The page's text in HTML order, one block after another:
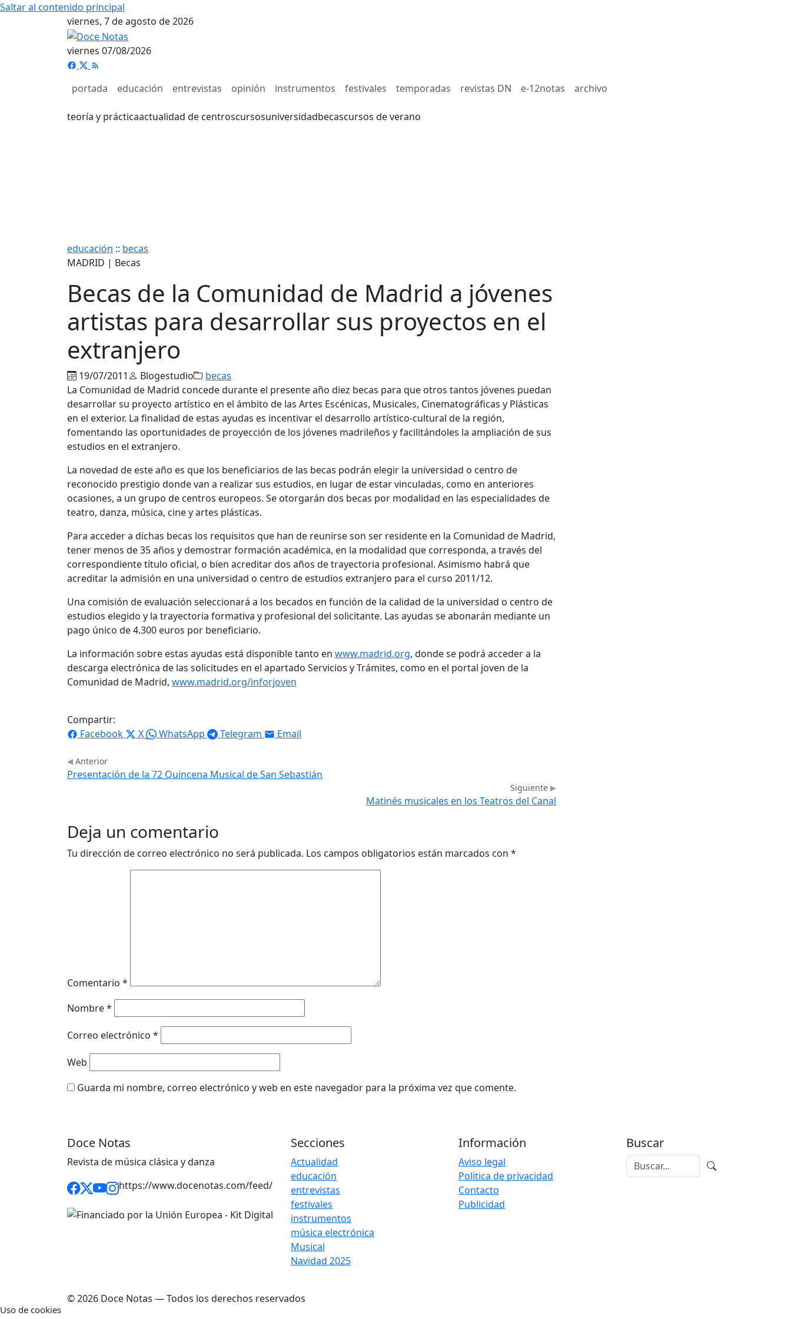
Saltar al contenido principal
viernes, 7 de agosto de 2026
viernes 07/08/2026
portada educación entrevistas opinión instrumentos festivales temporadas revistas DN e-12notas archivo
teoría y prácticaactualidad de centroscursosuniversidadbecascursos de verano
educación :: becas
MADRID | Becas
Becas de la Comunidad de Madrid a jóvenes
artistas para desarrollar sus proyectos en el
extranjero
19/07/2011 Blogestudio
becas
La Comunidad de Madrid concede durante el presente año diez becas para que otros tantos jóvenes puedan
desarrollar su proyecto artístico en el ámbito de las Artes Escénicas, Musicales, Cinematográficas y Plásticas
en el exterior. La finalidad de estas ayudas es incentivar el desarrollo artístico-cultural de la región,
fomentando las oportunidades de proyección de los jóvenes madrileños y facilitándoles la ampliación de sus
estudios en el extranjero.
La novedad de este año es que los beneficiarios de las becas podrán elegir la universidad o centro de
reconocido prestigio donde van a realizar sus estudios, en lugar de estar vinculadas, como en anteriores
ocasiones, a un grupo de centros europeos. Se otorgarán dos becas por modalidad en las especialidades de
teatro, danza, música, cine y artes plásticas.
Para acceder a dichas becas los requisitos que han de reunirse son ser residente en la Comunidad de Madrid,
tener menos de 35 años y demostrar formación académica, en la modalidad que corresponda, a través del
correspondiente título oficial, o bien acreditar dos años de trayectoria profesional. Asimismo habrá que
acreditar la admisión en una universidad o centro de estudios extranjero para el curso 2011/12.
Una comisión de evaluación seleccionará a los becados en función de la calidad de la universidad o centro de
estudios elegido y la trayectoria formativa y profesional del solicitante. Las ayudas se abonarán mediante un
pago único de 4.300 euros por beneficiario.
La información sobre estas ayudas está disponible tanto en www.madrid.org, donde se podrá acceder a la
descarga electrónica de las solicitudes en el apartado Servicios y Trámites, como en el portal joven de la
Comunidad de Madrid, www.madrid.org/inforjoven
Compartir:
Facebook
X WhatsApp Telegram Email
Anterior
Presentación de la 72 Quincena Musical de San Sebastián
Siguiente
Matinés musicales en los Teatros del Canal
Deja un comentario
Tu dirección de correo electrónico no será publicada. Los campos obligatorios están marcados con *
Comentario *
Nombre*
Correo electrónico *
Web
Guarda mi nombre, correo electrónico y web en este navegador para la próxima vez que comente.
Doce Notas
Revista de música clásica y danza
https://www.docenotas.com/feed/
Secciones
Actualidad
educación
entrevistas
festivales
instrumentos
música electrónica
Musical
Navidad 2025
Información
Aviso legal
Política de privacidad
Contacto
Publicidad
Buscar
© 2026 Doce Notas — Todos los derechos reservados
Uso de cookies